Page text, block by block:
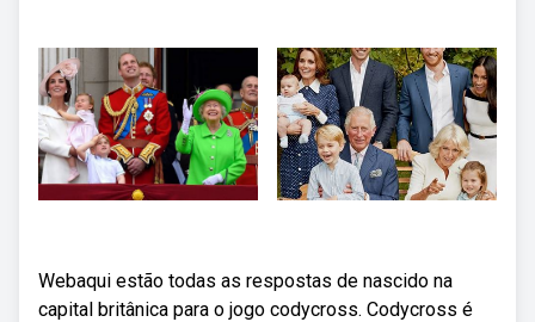
Webaqui estão todas as respostas de nascido na
capital britânica para o jogo codycross. Codycross é